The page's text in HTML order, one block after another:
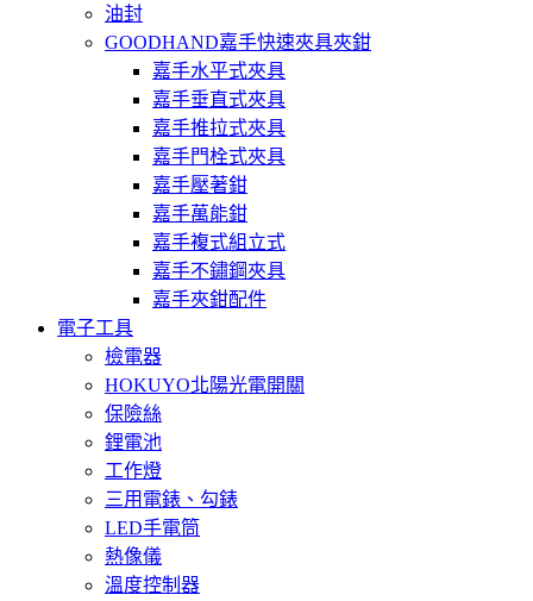
油封
GOODHAND嘉手快速夾具夾鉗
嘉手水平式夾具
嘉手垂直式夾具
嘉手推拉式夾具
嘉手門栓式夾具
嘉手壓著鉗
嘉手萬能鉗
嘉手複式組立式
嘉手不鏽鋼夾具
嘉手夾鉗配件
電子工具
檢電器
HOKUYO北陽光電開關
保險絲
鋰電池
工作燈
三用電錶、勾錶
LED手電筒
熱像儀
溫度控制器